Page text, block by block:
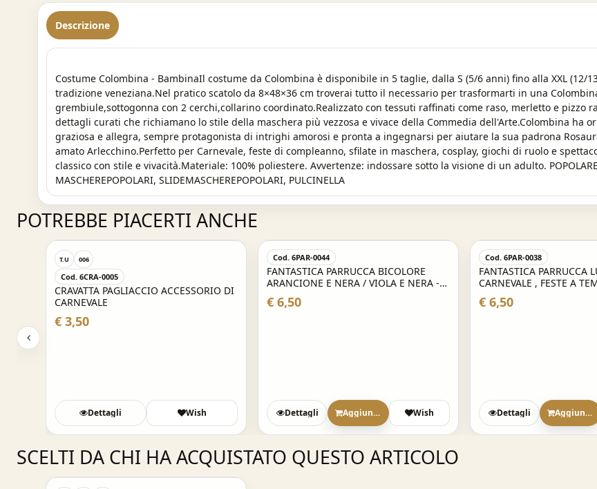
Descrizione
Costume Colombina - BambinaIl costume da Colombina è disponibile in 5 taglie, dalla S (5/6 anni) fino alla XXL
tradizione veneziana.Nel pratico scatolo da 8×48×36 cm troverai tutto il necessario per trasformarti in una
grembiule,sottogonna con 2 cerchi,collarino coordinato.Realizzato con tessuti raffinati come raso, merletto e pizzo
dettagli curati che richiamano lo stile della maschera più vezzosa e vivace della Commedia dell'Arte.Colombina ha
graziosa e allegra, sempre protagonista di intrighi amorosi e pronta a ingegnarsi per aiutare la sua padrona
amato Arlecchino.Perfetto per Carnevale, feste di compleanno, sfilate in maschera, cosplay, giochi di ruolo e
classico con stile e vivacità.Materiale: 100% poliestere. Avvertenze: indossare sotto la visione di un adulto. POPOLARE,
MASCHEREPOPOLARI, SLIDEMASCHEREPOPOLARI, PULCINELLA
POTREBBE PIACERTI ANCHE
T.U 006
Cod. 6CRA-0005
CRAVATTA PAGLIACCIO ACCESSORIO DI
CARNEVALE
€ 3,50
Dettagli Wish
Cod. 6PAR-0044
FANTASTICA PARRUCCA BICOLORE
ARANCIONE E NERA / VIOLA E NERA -
CARNEVALE , FESTE A TEMA , PARTY
€ 6,50
Dettagli Aggiungi Wish
Cod. 6PAR-0038
FANTASTICA PARRUCCA
CARNEVALE , FESTE A
€ 6,50
Dettagli Aggiungi
SCELTI DA CHI HA ACQUISTATO QUESTO ARTICOLO